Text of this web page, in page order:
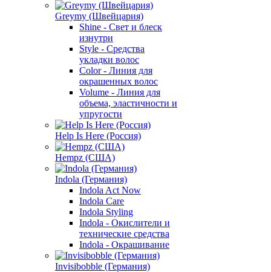
Greymy (Швейцария)
Shine - Свет и блеск
изнутри
Style - Средства
укладки волос
Color - Линия для
окрашенных волос
Volume - Линия для
объема, эластичности и
упругости
Help Is Here (Россия)
Hempz (США)
Indola (Германия)
Indola Act Now
Indola Care
Indola Styling
Indola - Окислители и
технические средства
Indola - Окрашивание
Invisibobble (Германия)